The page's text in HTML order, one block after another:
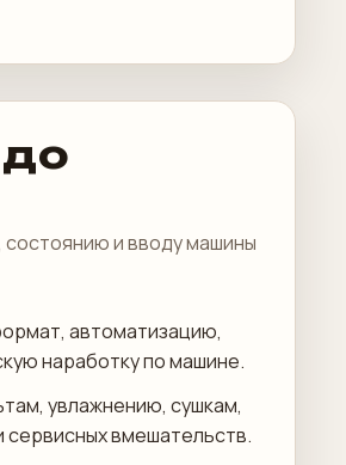
и вводу машины
автоматизацию,
наработку по машине.
увлажнению, сушкам,
вмешательств.